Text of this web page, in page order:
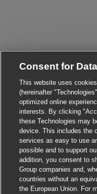
Consent for
This website uses
(hereinafter
optimized online
interests. By clicking
these Technologies may
device. This includes the
services as easy to use
possible and to support
addition, you consent to
Group companies and,
countries without an
the European Union. For
Are you interested in
I'm interested